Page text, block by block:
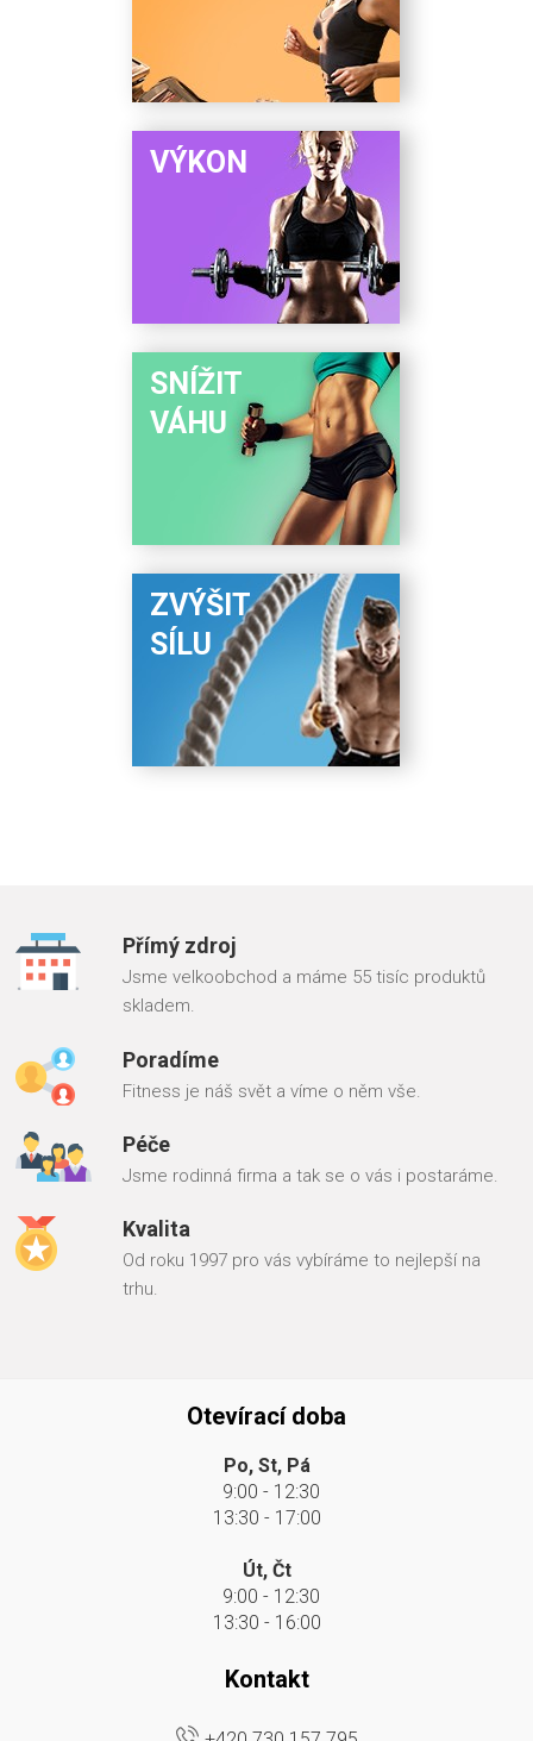
VÝKON
SNÍŽIT
VÁHU
ZVÝŠIT
SÍLU
Přímý zdroj
Jsme velkoobchod a máme 55 tisíc produktů
skladem.
Poradíme
Fitness je náš svět a víme o něm vše.
Péče
Jsme rodinná firma a tak se o vás i postaráme.
Kvalita
Od roku 1997 pro vás vybíráme to nejlepší na
trhu.
Otevírací doba
Po, St, Pá
9:00 - 12:30
13:30 - 17:00
Út, Čt
9:00 - 12:30
13:30 - 16:00
Kontakt